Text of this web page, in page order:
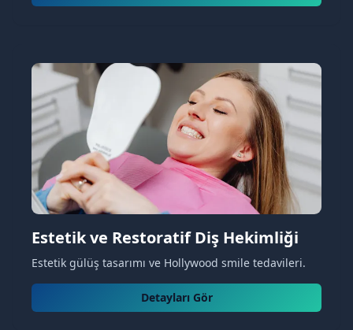
Estetik ve Restoratif Diş Hekimliği
Estetik gülüş tasarımı ve Hollywood smile tedavileri.
Detayları Gör